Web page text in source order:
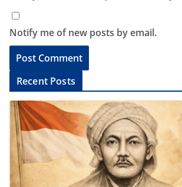
Notify me of new posts by email.
l
a
Recent Posts